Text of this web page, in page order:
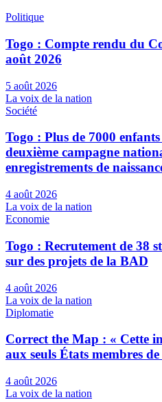
Politique
Togo : Compte rendu du
août 2026
5 août 2026
La voix de la nation
Société
Togo : Plus de 7000
deuxième campagne
enregistrements de
4 août 2026
La voix de la nation
Economie
Togo : Recrutement de 38
sur des projets de la BAD
4 août 2026
La voix de la nation
Diplomatie
Correct the Map : « Cette
aux seuls États membres
4 août 2026
La voix de la nation